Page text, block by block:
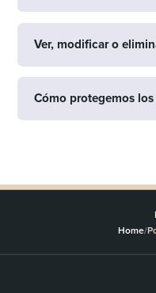
Ver, modificar o
Cómo protegemos
Home/